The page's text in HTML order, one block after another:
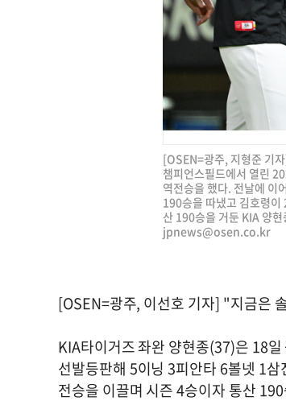
[OSEN=광주, 지형준 기
챔피언스필드에서 열린
역전승을 했다. 전날에 이
190승을 따냈고 김호령이
산 190승을 거둔 KIA 양
jpnews@osen.co.kr
[OSEN=광주, 이선호 기자] "지금은
KIA타이거즈 좌완 양현종(37)은 18
선발등판해 5이닝 3피안타 6볼넷 1
전승을 이끌며 시즌 4승이자 통산